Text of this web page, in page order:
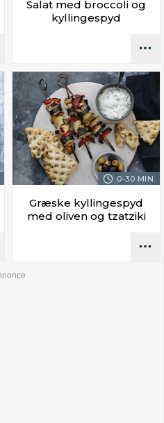
Salat med broccoli og
kyllingespyd
0-30 MIN.
Græske kyllingespyd
med oliven og tzatziki